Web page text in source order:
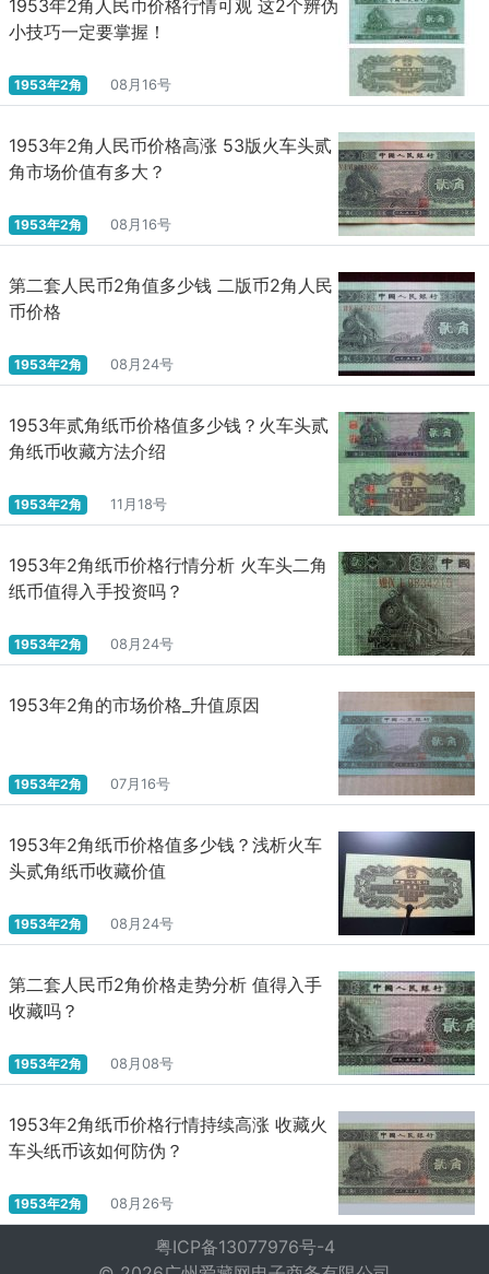
1953年2角人民币价格行情可观 这2个辨伪
小技巧一定要掌握！
1953年2角 08月16号
1953年2角人民币价格高涨 53版火车头贰
角市场价值有多大？
1953年2角 08月16号
第二套人民币2角值多少钱 二版币2角人民
币价格
1953年2角 08月24号
1953年贰角纸币价格值多少钱？火车头贰
角纸币收藏方法介绍
1953年2角 11月18号
1953年2角纸币价格行情分析 火车头二角
纸币值得入手投资吗？
1953年2角 08月24号
1953年2角的市场价格_升值原因
1953年2角 07月16号
1953年2角纸币价格值多少钱？浅析火车
头贰角纸币收藏价值
1953年2角 08月24号
第二套人民币2角价格走势分析 值得入手
收藏吗？
1953年2角 08月08号
1953年2角纸币价格行情持续高涨 收藏火
车头纸币该如何防伪？
1953年2角 08月26号
粤ICP备13077976号-4